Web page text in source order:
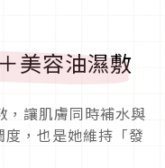
美容油濕敷
，讓肌膚同時補水與
，也是她維持「發